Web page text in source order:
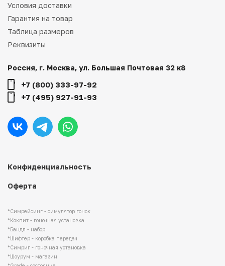
*Симрейсинг - симулятор гонок
*Кокпит - гоночная установка
*Бандл - набор
*Шифтер - коробка передач
*Симриг - гоночная установка
*Шоурум - магазин
Конфиденциальность
Оферта
Условия доставки
Гарантия на товар
Таблица размеров
Реквизиты
Россия, г. Москва, ул. Большая Почтовая 32 к8
+7 (800) 333-97-92
+7 (495) 927-91-93